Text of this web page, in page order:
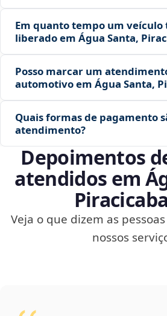
Em quanto tempo um veículo
liberado em Água Santa,
Posso marcar um
automotivo em Água Santa,
Quais formas de pagamento
atendimento?
Depoimentos
atendidos em
Veja o que dizem as
nossos